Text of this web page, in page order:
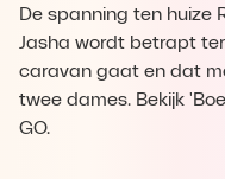
De spanning ten huize
Jasha wordt betrapt
caravan gaat en dat
twee dames. Bekijk
GO.